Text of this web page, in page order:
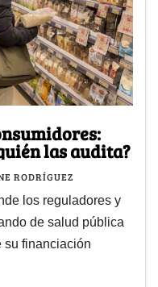
las audita?
RODRÍGUEZ
los reguladores y
de salud pública
su financiación